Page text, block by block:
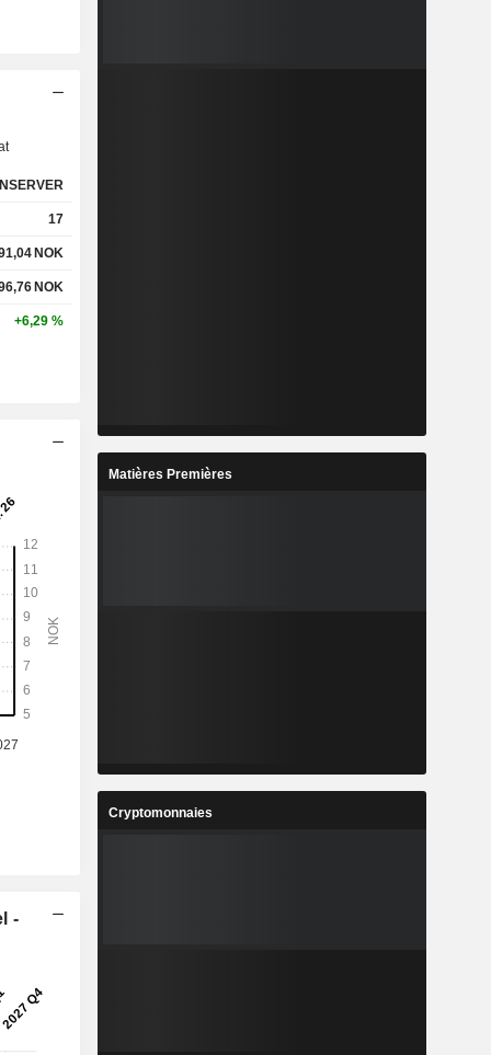
17
NOK
NOK
+6,29 %
-
Matières Premières
Cryptomonnaies